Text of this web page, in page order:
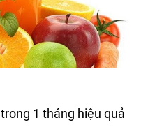
1 tháng hiệu quả